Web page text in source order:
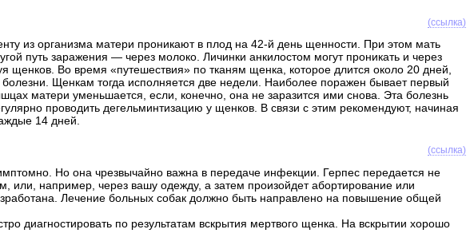
(ссылка)
из организма матери проникают в плод на 42-й день щенности. При этом мать
путь заражения — через молоко. Личинки анкилостом могут проникать и через
щенков. Во время «путешествия» по тканям щенка, которое длится около 20 дней,
Щенкам тогда исполняется две недели. Наиболее поражен бывает первый
матери уменьшается, если, конечно, она не заразится ими снова. Эта болезнь
проводить дегельминтизацию у щенков. В связи с этим рекомендуют, начиная
14 дней.
(ссылка)
Но она чрезвычайно важна в передаче инфекции. Герпес передается не
или, например, через вашу одежду, а затем произойдет абортирование или
Лечение больных собак должно быть направлено на повышение общей
диагностировать по результатам вскрытия мертвого щенка. На вскрытии хорошо